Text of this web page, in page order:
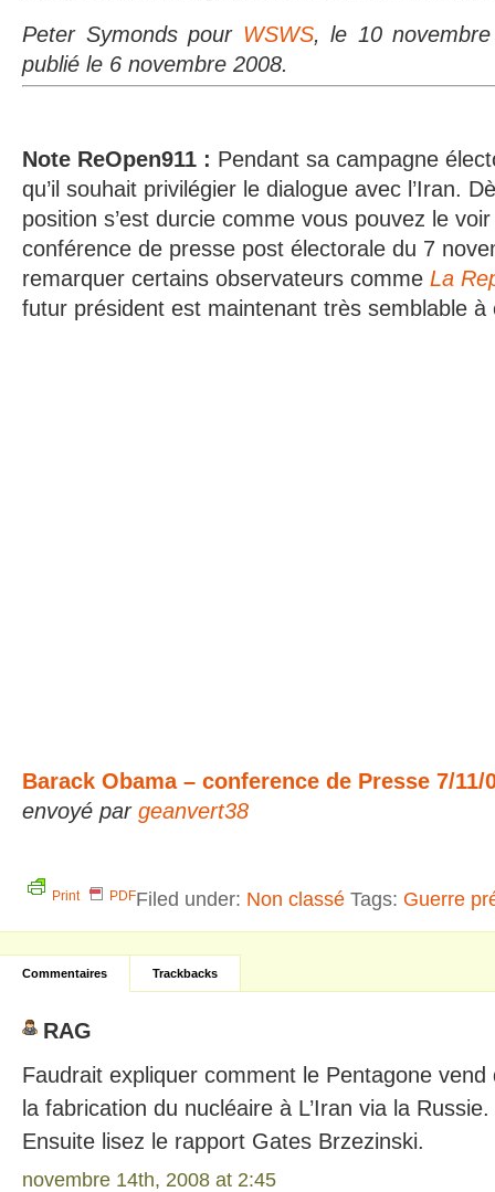
Peter Symonds pour WSWS, le 10
publié le 6 novembre 2008.
Note ReOpen911 : Pendant sa campagne
qu’il souhait privilégier le dialogue avec l’Iran.
position s’est durcie comme vous pouvez le
conférence de presse post électorale du 7
remarquer certains observateurs comme La
futur président est maintenant très semblable à
Barack Obama – conference de Presse 7/11/
envoyé par geanvert38
Print PDFFiled under: Non classé Tags: Guerre
Commentaires Trackbacks
RAG
Faudrait expliquer comment le Pentagone
la fabrication du nucléaire à L’Iran via la Russie.
Ensuite lisez le rapport Gates Brzezinski.
novembre 14th, 2008 at 2:45